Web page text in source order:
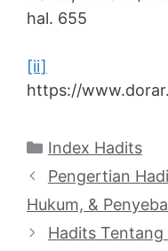
hal. 655
[ii]
https://
Categories
Index Hadits
Pengertian
Hukum, &
Hadits Tentang